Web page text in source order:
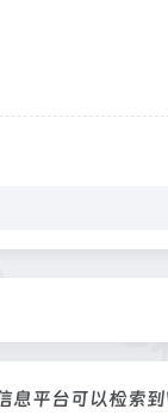
息平台可以检索